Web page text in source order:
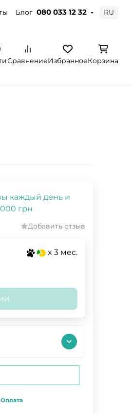
Блог 080 033 12 32 RU
СравнениеИзбранноеКорзина
каждый день и
грн
Добавить отзыв
x 3 мес.
Оплата